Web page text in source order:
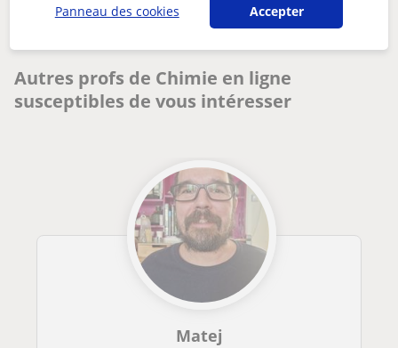
Chimie
Autres profs de Chimie en ligne
susceptibles de vous intéresser
Matej
Panneau des cookies Accepter